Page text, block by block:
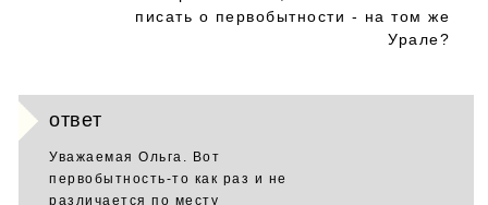
писать о первобытности - на том же
Урале?
ответ
Уважаемая Ольга. Вот
первобытность-то как раз и не
различается по месту